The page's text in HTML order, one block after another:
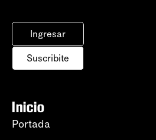
Ingresar
Suscribite
Inicio
Portada